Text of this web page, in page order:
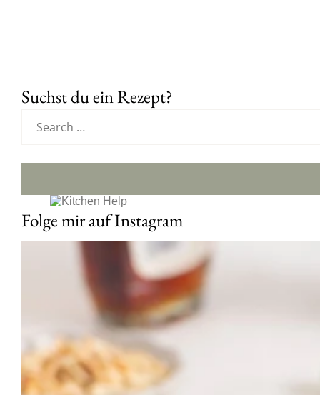
Suchst du ein Rezept?
Folge mir auf Instagram